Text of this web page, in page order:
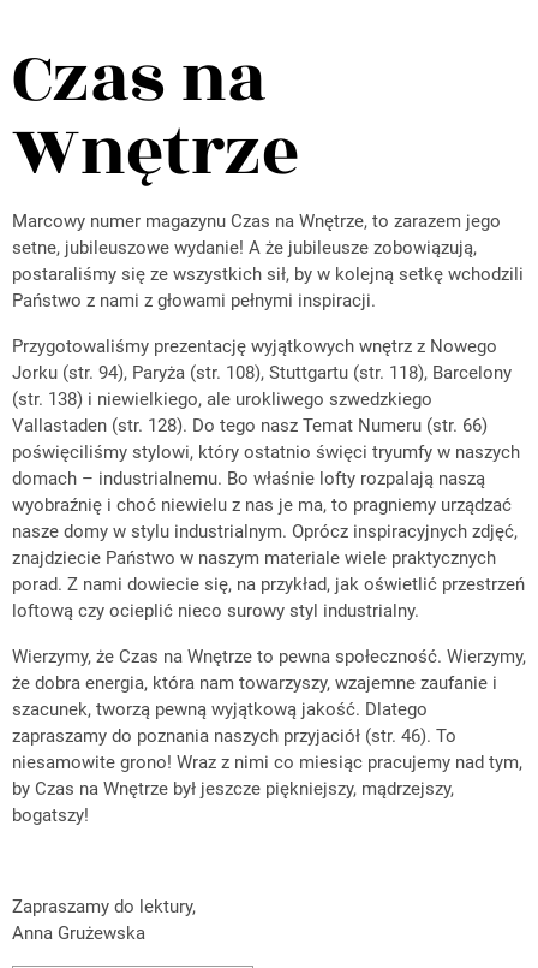
Czas na
Wnętrze
Marcowy numer magazynu Czas na Wnętrze, to zarazem jego
setne, jubileuszowe wydanie! A że jubileusze zobowiązują,
postaraliśmy się ze wszystkich sił, by w kolejną setkę wchodzili
Państwo z nami z głowami pełnymi inspiracji.
Przygotowaliśmy prezentację wyjątkowych wnętrz z Nowego
Jorku (str. 94), Paryża (str. 108), Stuttgartu (str. 118), Barcelony
(str. 138) i niewielkiego, ale urokliwego szwedzkiego
Vallastaden (str. 128). Do tego nasz Temat Numeru (str. 66)
poświęciliśmy stylowi, który ostatnio święci tryumfy w naszych
domach – industrialnemu. Bo właśnie lofty rozpalają naszą
wyobraźnię i choć niewielu z nas je ma, to pragniemy urządzać
nasze domy w stylu industrialnym. Oprócz inspiracyjnych zdjęć,
znajdziecie Państwo w naszym materiale wiele praktycznych
porad. Z nami dowiecie się, na przykład, jak oświetlić przestrzeń
loftową czy ocieplić nieco surowy styl industrialny.
Wierzymy, że Czas na Wnętrze to pewna społeczność. Wierzymy,
że dobra energia, która nam towarzyszy, wzajemne zaufanie i
szacunek, tworzą pewną wyjątkową jakość. Dlatego
zapraszamy do poznania naszych przyjaciół (str. 46). To
niesamowite grono! Wraz z nimi co miesiąc pracujemy nad tym,
by Czas na Wnętrze był jeszcze piękniejszy, mądrzejszy,
bogatszy!
Zapraszamy do lektury,
Anna Grużewska